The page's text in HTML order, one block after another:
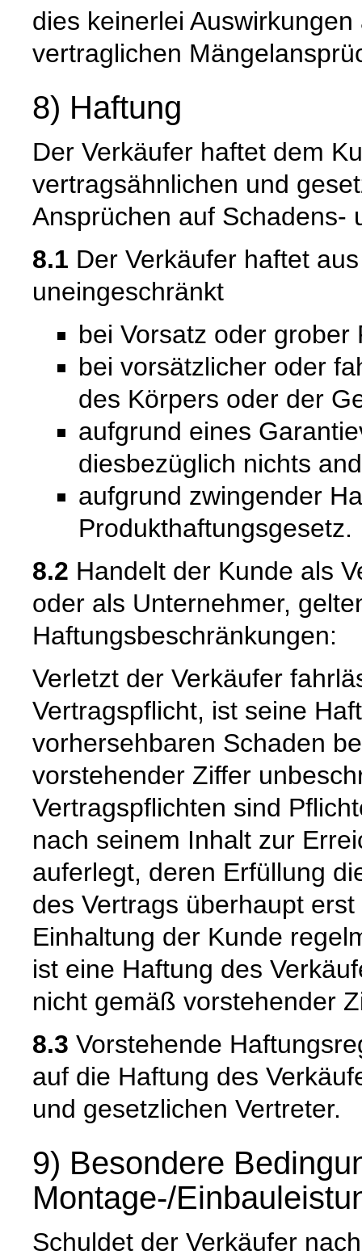
dies keinerlei
vertraglichen
8) Haftung
Der Verkäufer haftet dem
vertragsähnlichen und
Ansprüchen auf Schadens-
8.1 Der Verkäufer haftet
uneingeschränkt
bei Vorsatz oder grober
bei vorsätzlicher oder
des Körpers oder der
aufgrund eines
diesbezüglich nichts
aufgrund zwingender
Produkthaftungsgesetz.
8.2 Handelt der Kunde als
oder als Unternehmer,
Haftungsbeschränkungen:
Verletzt der Verkäufer
Vertragspflicht, ist seine
vorhersehbaren Schaden
vorstehender Ziffer
Vertragspflichten sind
nach seinem Inhalt zur
auferlegt, deren Erfüllung
des Vertrags überhaupt
Einhaltung der Kunde
ist eine Haftung des
nicht gemäß vorstehender
8.3 Vorstehende
auf die Haftung des
und gesetzlichen Vertreter.
9) Besondere
Montage-/
Schuldet der Verkäufer